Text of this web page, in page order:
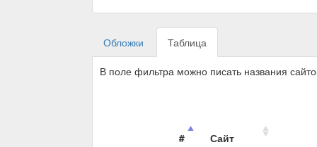
Обложки Таблица
В поле фильтра можно писать названия
#
Сайт